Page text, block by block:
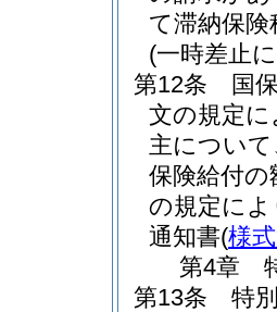
て滞納保
(一時差止
第12条
国
文の規定
主につい
保険給付
の規定に
通知書(様
第4章
第13条
特